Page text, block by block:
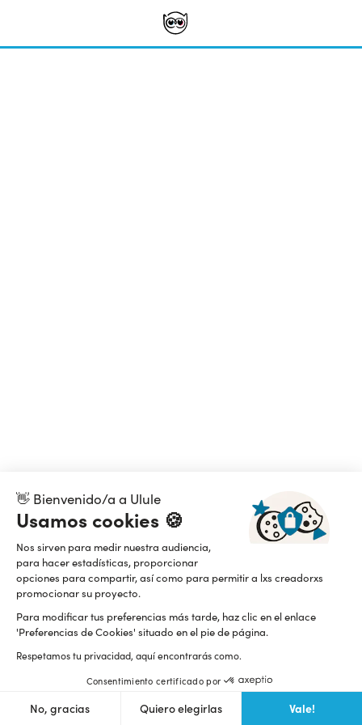
👋 Bienvenido/a a Ulule
Usamos cookies 🍪
Nos sirven para medir nuestra audiencia,
para hacer estadísticas, proporcionar
opciones para compartir, así como para permitir a lxs creadorxs
promocionar su proyecto.
Para modificar tus preferencias más tarde, haz clic en el enlace
'Preferencias de Cookies' situado en el pie de página.
Respetamos tu privacidad, aquí encontrarás como.
Consentimiento certificado por
No, gracias Quiero elegirlas Vale!